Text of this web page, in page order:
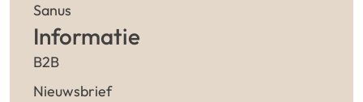
Sanus
Informatie
B2B
Nieuwsbrief